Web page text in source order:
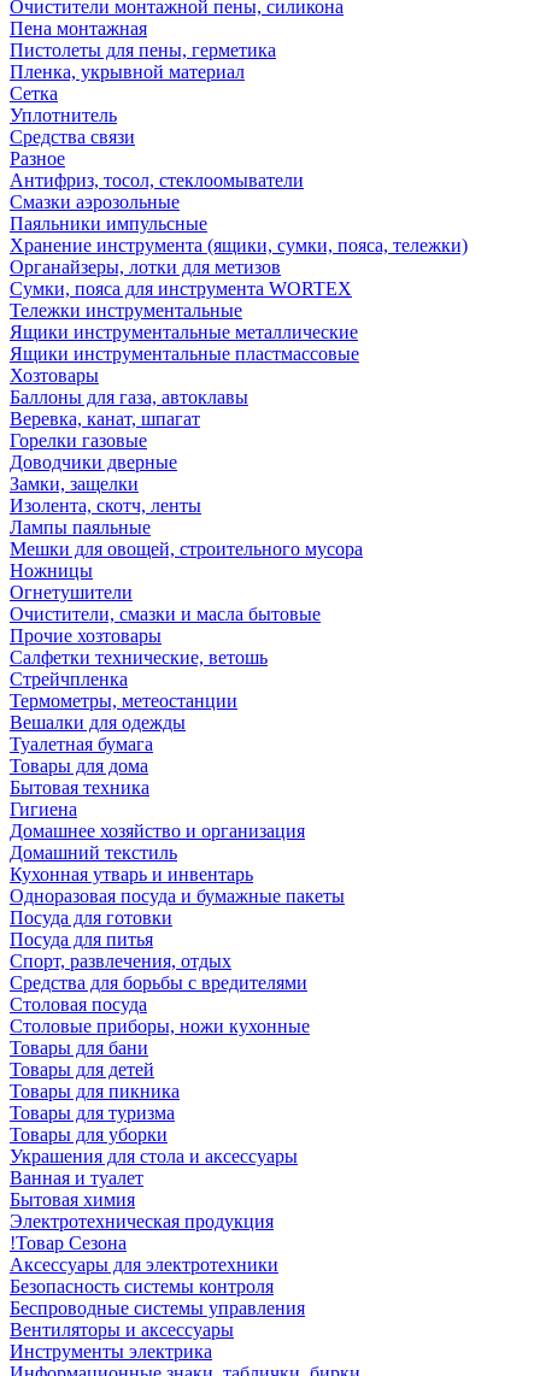
Очистители монтажной пены, силикона
Пена монтажная
Пистолеты для пены, герметика
Пленка, укрывной материал
Сетка
Уплотнитель
Средства связи
Разное
Антифриз, тосол, стеклоомыватели
Смазки аэрозольные
Паяльники импульсные
Хранение инструмента (ящики, сумки, пояса, тележки)
Органайзеры, лотки для метизов
Сумки, пояса для инструмента WORTEX
Тележки инструментальные
Ящики инструментальные металлические
Ящики инструментальные пластмассовые
Хозтовары
Баллоны для газа, автоклавы
Веревка, канат, шпагат
Горелки газовые
Доводчики дверные
Замки, защелки
Изолента, скотч, ленты
Лампы паяльные
Мешки для овощей, строительного мусора
Ножницы
Огнетушители
Очистители, смазки и масла бытовые
Прочие хозтовары
Салфетки технические, ветошь
Стрейчпленка
Термометры, метеостанции
Вешалки для одежды
Туалетная бумага
Товары для дома
Бытовая техника
Гигиена
Домашнее хозяйство и организация
Домашний текстиль
Кухонная утварь и инвентарь
Одноразовая посуда и бумажные пакеты
Посуда для готовки
Посуда для питья
Спорт, развлечения, отдых
Средства для борьбы с вредителями
Столовая посуда
Столовые приборы, ножи кухонные
Товары для бани
Товары для детей
Товары для пикника
Товары для туризма
Товары для уборки
Украшения для стола и аксессуары
Ванная и туалет
Бытовая химия
Электротехническая продукция
!Товар Сезона
Аксессуары для электротехники
Безопасность системы контроля
Беспроводные системы управления
Вентиляторы и аксессуары
Инструменты электрика